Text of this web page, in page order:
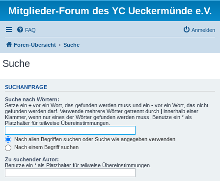
Mitglieder-Forum des YC Ueckermünde e.V.
FAQ Anmelden
Foren-Übersicht Suche
Suche
SUCHANFRAGE
Suche nach Wörtern:
Setze ein + vor ein Wort, das gefunden werden muss und ein - vor ein Wort, das nicht
gefunden werden darf. Verwende mehrere Wörter getrennt durch | innerhalb einer
Klammer, wenn nur eines der Wörter gefunden werden muss. Benutze ein * als
Platzhalter für teilweise Übereinstimmungen.
Nach allen Begriffen suchen oder Suche wie angegeben verwenden
Nach einem Begriff suchen
Zu suchender Autor:
Benutze ein * als Platzhalter für teilweise Übereinstimmungen.